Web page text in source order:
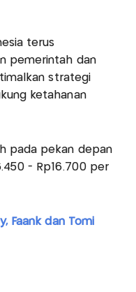
terus
pemerintah dan
strategi
ketahanan
pada pekan depan
- Rp16.700 per
Faank dan Tomi